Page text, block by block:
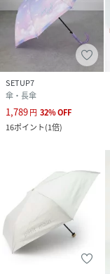
SETUP7
傘・長傘
1,789円 32%OFF
16ポイント(1倍)